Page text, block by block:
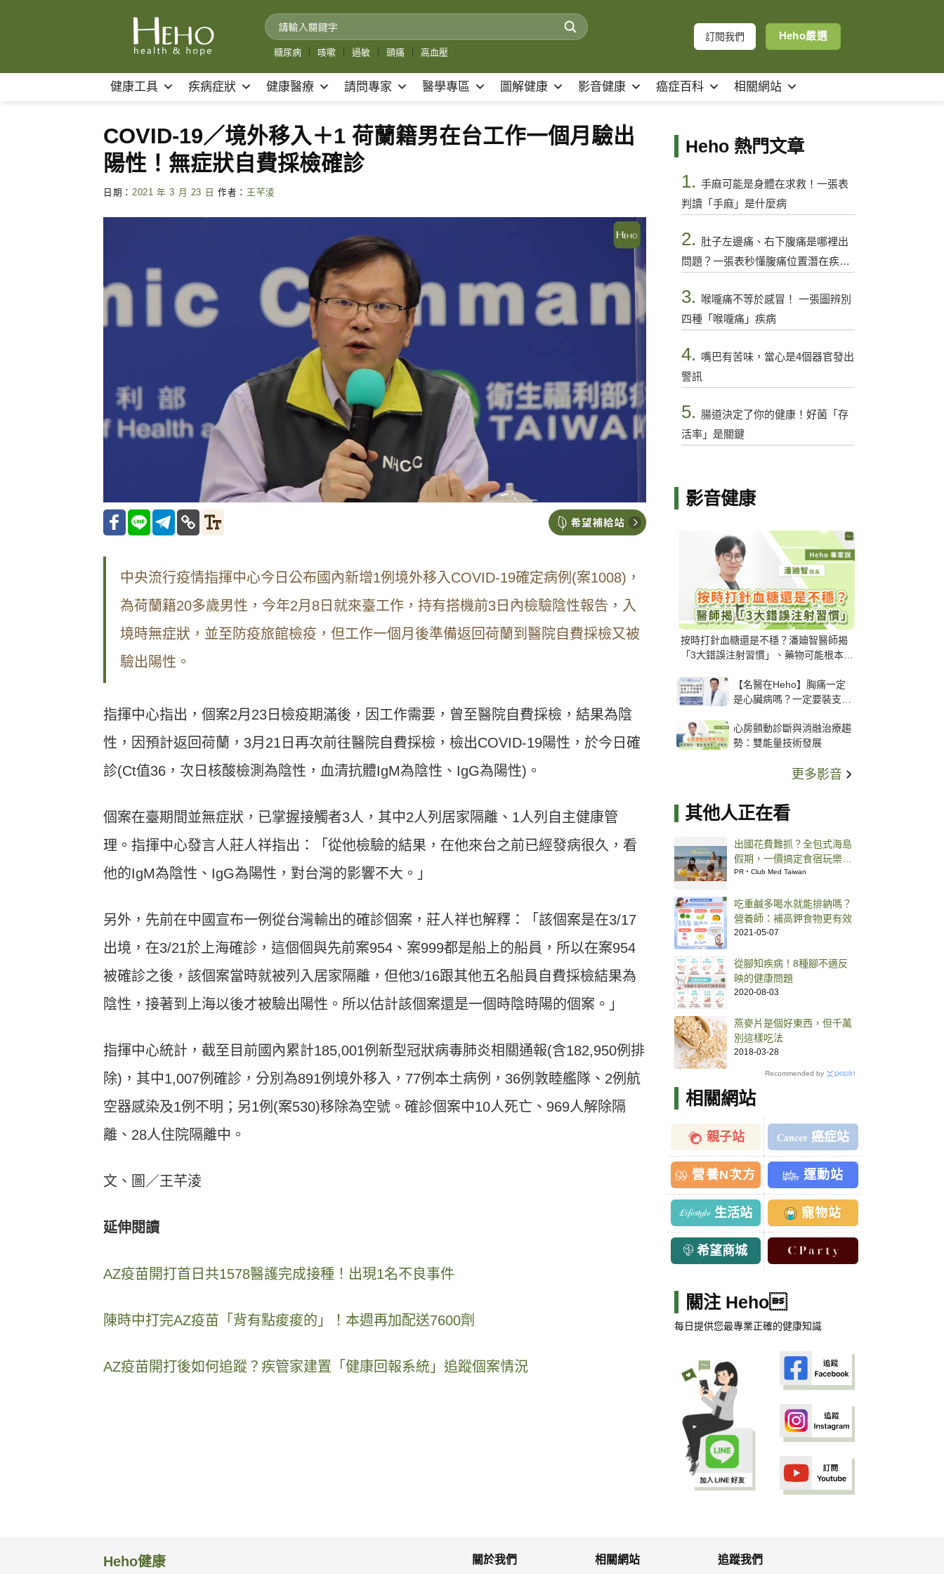
糖尿病 咳嗽 過敏 頭痛 高血壓
訂閱我們 Heho嚴選
健康工具 疾病症狀 健康醫療 請問專家 醫學專區 圖解健康 影音健康 癌症百科 相關網站
COVID-19／境外移入＋1 荷蘭籍男在台工作一個月驗出
陽性！無症狀自費採檢確診
日期： 2021 年 3 月 23 日 作者： 王芊淩
中央流行疫情指揮中心今日公布國內新增1例境外移入COVID-19確定病例(案1008)，
為荷蘭籍20多歲男性，今年2月8日就來臺工作，持有搭機前3日內檢驗陰性報告，入
境時無症狀，並至防疫旅館檢疫，但工作一個月後準備返回荷蘭到醫院自費採檢又被
驗出陽性。
指揮中心指出，個案2月23日檢疫期滿後，因工作需要，曾至醫院自費採檢，結果為陰
性，因預計返回荷蘭，3月21日再次前往醫院自費採檢，檢出COVID-19陽性，於今日確
診(Ct值36，次日核酸檢測為陰性，血清抗體IgM為陰性、IgG為陽性)。
個案在臺期間並無症狀，已掌握接觸者3人，其中2人列居家隔離、1人列自主健康管
理。指揮中心發言人莊人祥指出：「 從他檢驗的結果，在他來台之前已經發病很久，看
他的IgM為陰性、 IgG為陽性，對台灣的影響不大。」
另外，先前在中國宣布一例從台灣輸出的確診個案，莊人祥也解釋：「該個案是在3/17
出境，在3/21於上海確診，這個個與先前案954、案999都是船上的船員，所以在案954
被確診之後，該個案當時就被列入居家隔離，但他3/16跟其他五名船員自費採檢結果為
陰性，接著到上海以後才被驗出陽性。所以估計該個案還是一個時陰時陽的個案。」
指揮中心統計，截至目前國內累計185,001例新型冠狀病毒肺炎相關通報(含182,950例排
除)，其中1,007例確診，分別為891例境外移入，77例本土病例，36例敦睦艦隊、2例航
空器感染及1例不明；另1例(案530)移除為空號。確診個案中10人死亡、969人解除隔
離、28人住院隔離中。
文、圖／王芊淩
延伸閱讀
AZ疫苗開打首日共1578醫護完成接種！出現1名不良事件
陳時中打完AZ疫苗「背有點痠痠的」！本週再加配送7600劑
AZ疫苗開打後如何追蹤？疾管家建置「健康回報系統」追蹤個案情況
Heho 熱門文章
1. 手麻可能是身體在求救！一張表
判讀「手麻」是什麼病
2. 肚子左邊痛、右下腹痛是哪裡出
問題？一張表秒懂腹痛位置潛在疾病
3.
喉嚨痛不等於感冒！ 一張圖辨別
四種「喉嚨痛」疾病
4. 嘴巴有苦味，當心是4個器官發出
警訊
5. 腸道決定了你的健康！好菌「存
活率」是關鍵
影音健康
按時打針血糖還是不穩？潘廸智醫師揭
「3大錯誤注射習慣」、藥物可能根本沒
【名醫在Heho】胸痛一定
是心臟病嗎？一定要裝支
解析支架種類、風險與選擇
關鍵
心房顫動診斷與消融治療趨
勢：雙能量技術發展
更多影音
其他人正在看
出國花費難抓？全包式海島
假期，一價搞定食宿玩樂，
省錢更省心！
PR・Club Med Taiwan
吃重鹹多喝水就能排鈉嗎？
營養師：補高鉀食物更有效
2021-05-07
從腳知疾病！8種腳不適反
映的健康問題
2020-08-03
燕麥片是個好東西，但千萬
別這樣吃法
2018-03-28
Recommended by
相關網站
親子站 癌症站
營養N次方 運動站
生活站 寵物站
希望商城
關注 Heho
每日提供您最專業正確的健康知識
Heho健康 關於我們 相關網站 追蹤我們